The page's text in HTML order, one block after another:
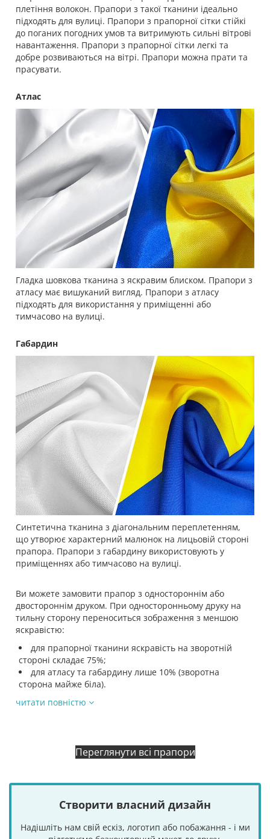
плетіння волокон. Прапори з такої тканини ідеально
підходять для вулиці. Прапори з прапорної сітки стійкі
до поганих погодних умов та витримують сильні вітрові
навантаження. Прапори з прапорної сітки легкі та
добре розвиваються на вітрі. Прапори можна прати та
прасувати.
Атлас
Гладка шовкова тканина з яскравим блиском. Прапори з
атласу має вишуканий вигляд. Прапори з атласу
підходять для використання у приміщенні або
тимчасово на вулиці.
Габардин
Синтетична тканина з діагональним переплетенням,
що утворює характерний малюнок на лицьовій стороні
прапора. Прапори з габардину використовують у
приміщеннях або тимчасово на вулиці.
Ви можете замовити прапор з одностороннім або
двостороннім друком. При односторонньому друку на
тильну сторону переноситься зображення з меншою
яскравістю:
для прапорної тканини яскравість на зворотній
стороні складає 75%;
для атласу та габардину лише 10% (зворотна
сторона майже біла).
читати повністю
Переглянути всі прапори
Створити власний дизайн
Надішліть нам свій ескіз, логотип або побажання - і ми